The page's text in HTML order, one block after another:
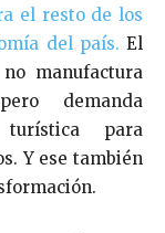
el resto de los
del país. El
manufactura
demanda
turística para
Y ese también